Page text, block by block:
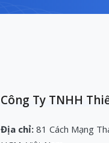
Công Ty TNHH
Địa chỉ: 81 Cách Mạng